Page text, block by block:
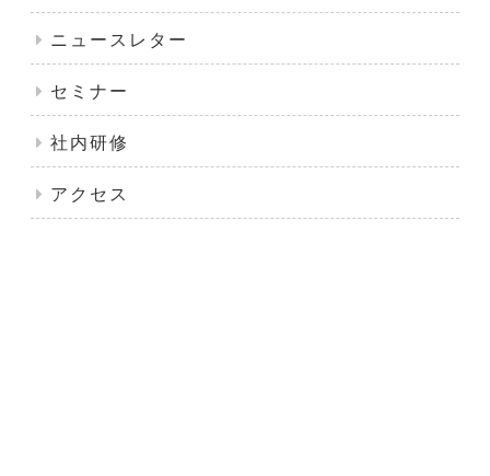
ニュースレター
セミナー
社内研修
アクセス